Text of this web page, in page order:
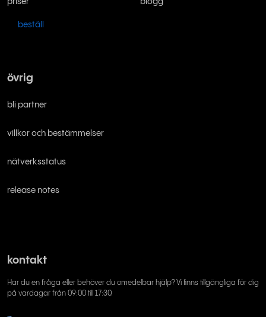
beställ
övrig
bli partner
villkor och bestämmelser
nätverksstatus
release notes
kontakt
Har du en fråga eller behöver du omedelbar hjälp? Vi finns tillgängliga för dig
på vardagar från 09:00 till 17:30.